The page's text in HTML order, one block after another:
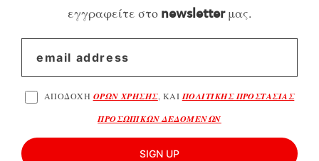
εγγραφείτε στο newsletterμας.
ΑΠΟΔΟΧΗ ΟΡΩΝ ΧΡΗΣΗΣ, ΚΑΙΠΟΛΙΤΙΚΗΣ ΠΡΟΣΤΑΣΙΑΣ
ΠΡΟΣΩΠΙΚΩΝ ΔΕΔΟΜΕΝΩΝ
SIGN UP